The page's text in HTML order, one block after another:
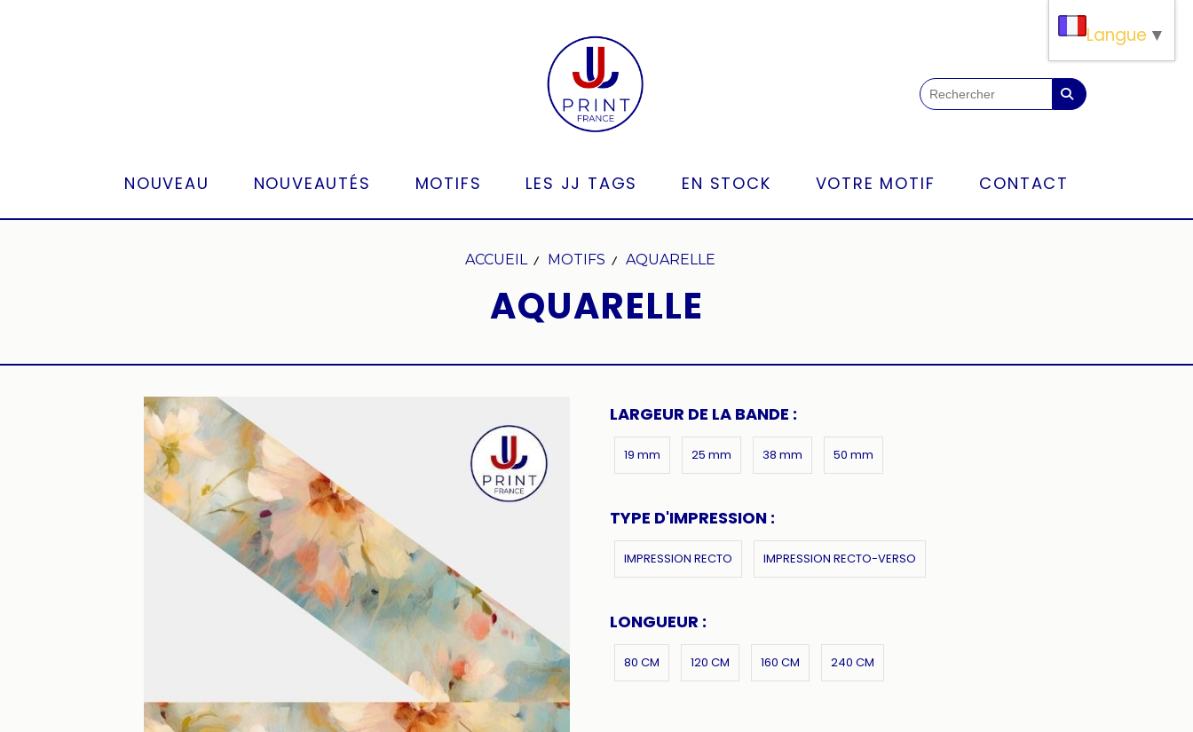
NOUVEAU NOUVEAUTÉS MOTIFS LES JJ TAGS EN STOCK VOTRE MOTIF CONTACT
ACCUEIL MOTIFS AQUARELLE
AQUARELLE
LARGEUR DE LA BANDE :
19 mm 25 mm 38 mm 50 mm
TYPE D'IMPRESSION :
IMPRESSION RECTO IMPRESSION RECTO-VERSO
LONGUEUR :
80 CM 120 CM 160 CM 240 CM
Langue ▼